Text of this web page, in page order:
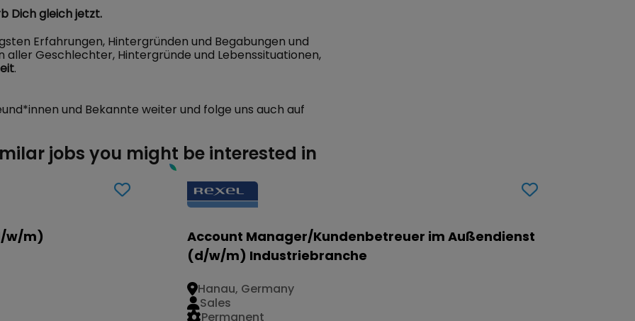
Dich gleich jetzt.
Erfahrungen, Hintergründen und Begabungen und
Geschlechter, Hintergründe und Lebenssituationen,
.
und Bekannte weiter und folge uns auch auf
jobs you might be interested in
w/m)
Account Manager/Kundenbetreuer im Außendienst
(d/w/m) Industriebranche
Hanau, Germany
Permanent
Sales